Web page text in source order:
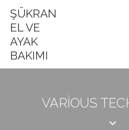
ŞÜKRAN
EL VE
AYAK
BAKIMI
VARIOUS